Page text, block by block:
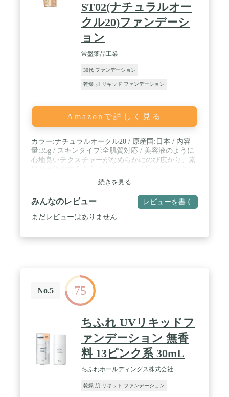
ST02(ナチュラルオー
クル20)ファンデーシ
ョン
常盤薬品工業
30代 ファンデーション
乾燥 肌 リキッド ファンデーション
Amazonで詳しく見る
カラー:ナチュラルオークル20 / 原産国:日本 / 内容
量:35g / スキンタイプ:全肌質対応 / 美容液のように
心地良いテクスチャーがなめらかにのび広がり、素
ケアしたような保湿感をもたらす。 / ミラーボール
型パウダーが光を多方向に拡散し、素肌以上に透明
感あふれるツヤ肌を演出。
続きを見る
みんなのレビュー レビューを書く
まだレビューはありません
No.5 75
ちふれ UVリキッドフ
ァンデーション 無香
料 13ピンク系 30mL
ちふれホールディングス株式会社
乾燥 肌 リキッド ファンデーション